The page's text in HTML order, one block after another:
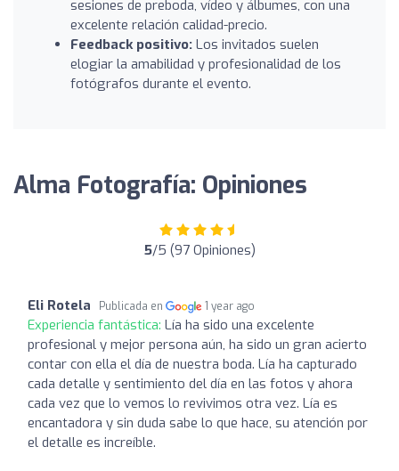
sesiones de preboda, vídeo y álbumes, con una
excelente relación calidad-precio.
Feedback positivo: Los invitados suelen
elogiar la amabilidad y profesionalidad de los
fotógrafos durante el evento.
Alma Fotografía: Opiniones
5/5 (97 Opiniones)
Eli Rotela Publicada en 1 year ago
Experiencia fantástica: Lía ha sido una excelente
profesional y mejor persona aún, ha sido un gran acierto
contar con ella el día de nuestra boda. Lía ha capturado
cada detalle y sentimiento del día en las fotos y ahora
cada vez que lo vemos lo revivimos otra vez. Lía es
encantadora y sin duda sabe lo que hace, su atención por
el detalle es increíble.